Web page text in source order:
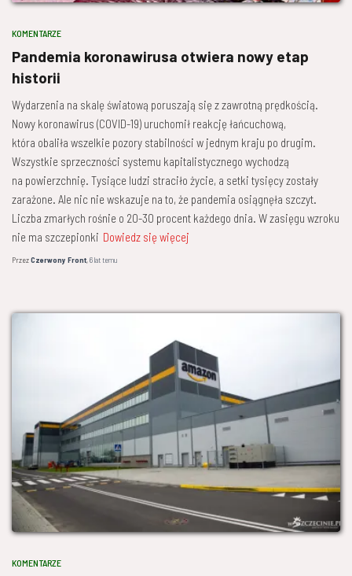
KOMENTARZE
Pandemia koronawirusa otwiera nowy etap
historii
Wydarzenia na skalę światową poruszają się z zawrotną prędkością.
Nowy koronawirus (COVID-19) uruchomił reakcję łańcuchową,
która obaliła wszelkie pozory stabilności w jednym kraju po drugim.
Wszystkie sprzeczności systemu kapitalistycznego wychodzą
na powierzchnię. Tysiące ludzi straciło życie, a setki tysięcy zostały
zarażone. Ale nic nie wskazuje na to, że pandemia osiągnęła szczyt.
Liczba zmarłych rośnie o 20-30 procent każdego dnia. W zasięgu wzroku
nie ma szczepionki Dowiedz się więcej
PrzezCzerwony Front,6 lattemu
KOMENTARZE